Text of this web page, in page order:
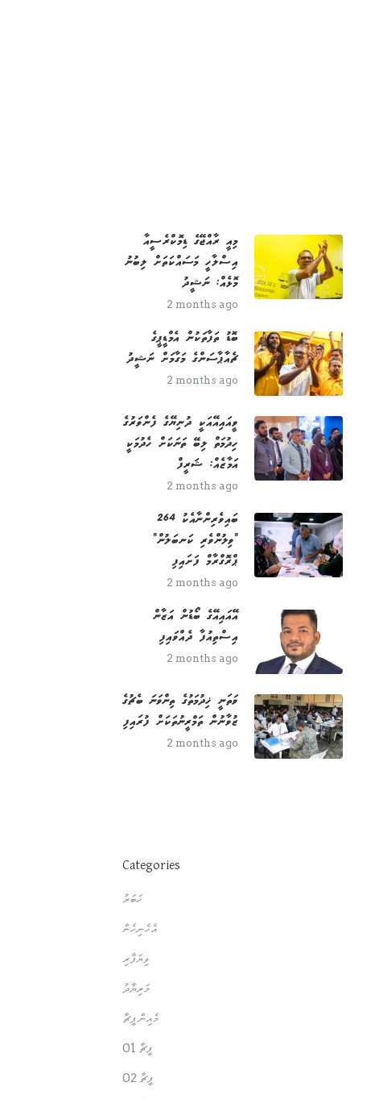
މިއީ ރާއްޖޭގެ ޑިމޮކްރެސީއާ
އިސްލާހީ މަސައްކަތަށް ލިބުނު
މޮޅެއް: ނަޝީދު
2 months ago
ބޮޑު ތަފާތަކުން އެމްޑީޕީގެ
ޗެއާޕާސަންގެ މަގާމަށް ނަޝީދު
2 months ago
ވީއައިއޭއަކީ ދުނިޔޭގެ ފެންވަރުގެ
ހިދުމަތް ލިބޭ ތަނަކަށް ހެދުމަކީ
އަމާޒެއް: ޝަރީފް
2 months ago
264 ބައިވެރިންނާއެކު
"ވިލުންވެރި ކަނބަލުން"
ޕްރޮގްރާމް ފަށައިފި
2 months ago
އޭއައިއޭގެ ބޯޑުން އަޒާން
އިސްތިއުފާ ދެއްވައިފި
2 months ago
ވަތަނީ ޚިދުމަތުގެ ތިންވަނަ ބެޗުގެ
ޒުވާނުން ތަމްރީނުތަކަށް ފުރައިފި
2 months ago
Categories
ޚަބަރު
އެހެނިހެން
ވިޔަފާރި
މަރިޔާދު
މެއިން ފީޗާ
ފީޗާ 01
ފީޗާ 02